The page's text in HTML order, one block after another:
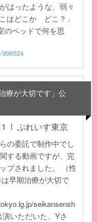
はったような、弱々
はどこか どこ？」
のベッドで何を思
療が大切です」公
ぷれいす東京
の委託で制作中でし
する動画ですが、完
プされました。 （性
早期治療が大切で
seikansensh
いただいた、Yさ